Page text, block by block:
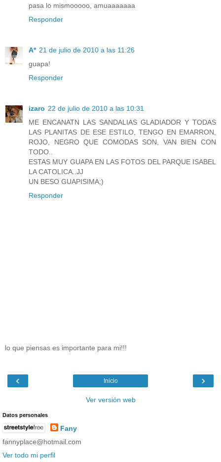
pasa lo mismooooo, amuaaaaaaa
Responder
A* 21 de julio de 2010 a las 11:26
guapa!
Responder
izaro 22 de julio de 2010 a las 10:31
ME ENCANATN LAS SANDALIAS GLADIADOR Y TODAS
LAS PLANITAS DE ESE ESTILO, TENGO EN EMARRON,
ROJO, NEGRO QUE COMODAS SON, VAN BIEN CON
TODO..
ESTAS MUY GUAPA EN LAS FOTOS DEL PARQUE ISABEL
LA CATOLICA..JJ
UN BESO GUAPISIMA;)
Responder
lo que piensas es importante para mi!!!
‹ ›
Inicio
Ver versión web
Datos personales
Fany
fannyplace@hotmail.com
Ver todo mi perfil